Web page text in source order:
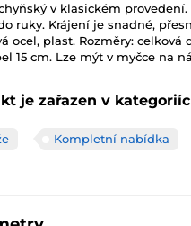
v klasickém provedení.
ruky. Krájení je snadné,
ocel, plast. Rozměry: celková
15 cm. Lze mýt v myčce na
je zařazen v
Kompletní nabídka